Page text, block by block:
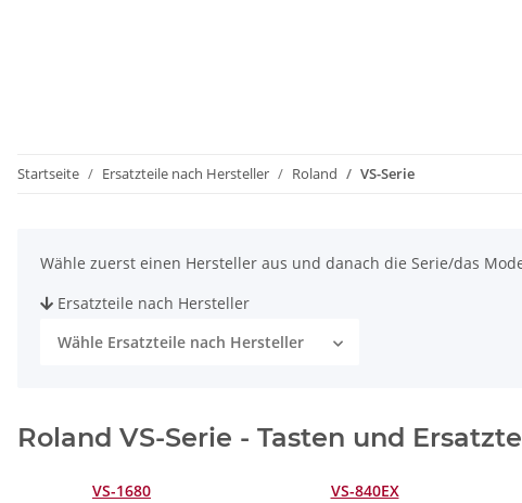
Startseite Ersatzteile nach Hersteller Roland VS-Serie
Wähle zuerst einen Hersteller aus und danach die Serie/das
Ersatzteile nach Hersteller
Wähle Ersatzteile nach Hersteller
Roland VS-Serie - Tasten und
VS-1680 VS-840EX